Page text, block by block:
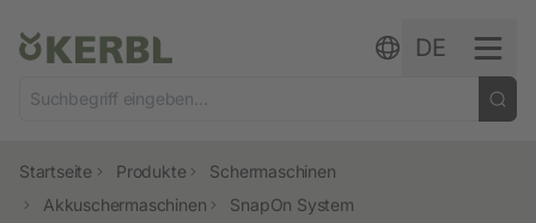
DE
Startseite Produkte
Schermaschinen
Akkuschermaschinen
SnapOn System